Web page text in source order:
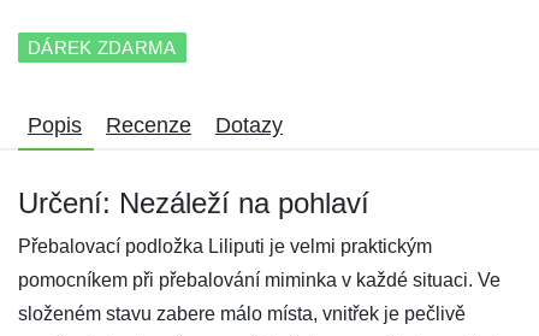
DÁREK ZDARMA
Popis Recenze Dotazy
Určení: Nezáleží na pohlaví
Přebalovací podložka Liliputi je velmi praktickým
pomocníkem při přebalování miminka v každé situaci. Ve
složeném stavu zabere málo místa, vnitřek je pečlivě